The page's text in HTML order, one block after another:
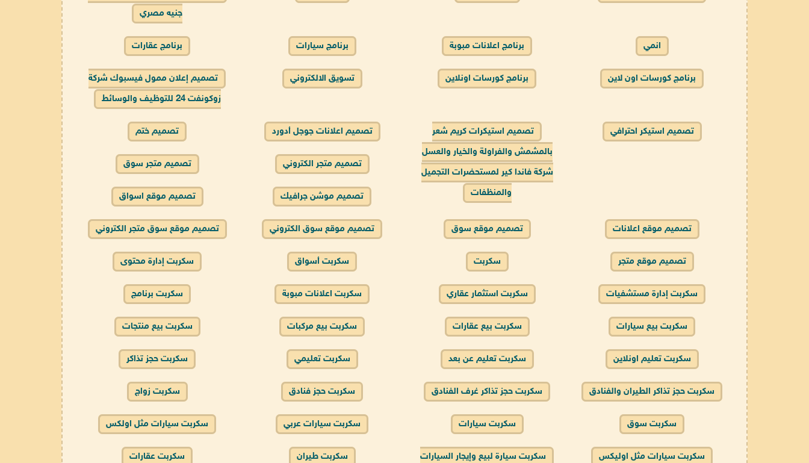
جنيه مصري
انمي برنامج اعلانات مبوبة برنامج سيارات برنامج عقارات
برنامج كورسات اون لاين برنامج كورسات اونلاين تسويق الالكتروني
تصميم إعلان ممول فيسبوك شركة
زوكونفت 24 للتوظيف والوسائط
تصميم استيكر احترافي
تصميم استيكرات كريم شعر
بالمشمش والفراولة والخيار والعسل
شركة فاندا كير لمستحضرات التجميل
والمنظفات
تصميم اعلانات جوجل أدورد تصميم ختم
تصميم متجر الكتروني تصميم متجر سوق
تصميم موشن جرافيك تصميم موقع اسواق
تصميم موقع اعلانات تصميم موقع سوق تصميم موقع سوق الكتروني تصميم موقع سوق متجر الكتروني
تصميم موقع متجر سكربت سكربت أسواق سكربت إدارة محتوى
سكربت إدارة مستشفيات سكربت استثمار عقاري سكربت اعلانات مبوبة سكربت برنامج
سكربت بيع سيارات سكربت بيع عقارات سكربت بيع مركبات سكربت بيع منتجات
سكربت تعليم اونلاين سكربت تعليم عن بعد سكربت تعليمي سكربت حجز تذاكر
سكربت حجز تذاكر الطيران والفنادق سكربت حجز تذاكر غرف الفنادق سكربت حجز فنادق سكربت زواج
سكربت سوق سكربت سيارات سكربت سيارات عربي سكربت سيارات مثل اولكس
سكربت سيارات مثل اوليكس سكربت سيارة لبيع وإيجار السيارات سكربت طيران سكربت عقارات